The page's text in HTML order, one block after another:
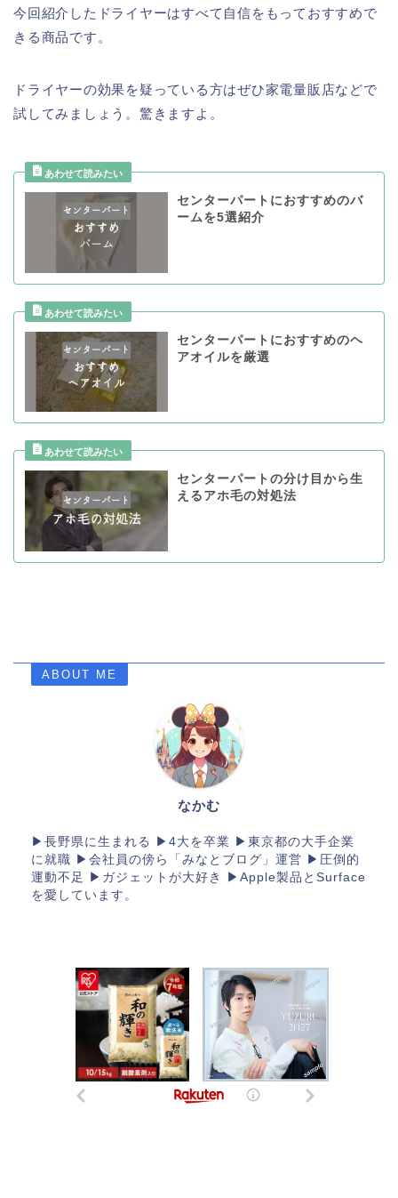
今回紹介したドライヤーはすべて自信をもっておすすめで
きる商品です。
ドライヤーの効果を疑っている方はぜひ家電量販店などで
試してみましょう。驚きますよ。
センターパートにおすすめのバ
ームを5選紹介
センターパートにおすすめのヘ
アオイルを厳選
センターパートの分け目から生
えるアホ毛の対処法
ABOUT ME
なかむ
▶長野県に生まれる ▶4大を卒業 ▶東京都の大手企業
に就職 ▶会社員の傍ら「みなとブログ」運営 ▶︎圧倒的
運動不足 ▶︎ガジェットが大好き ▶︎Apple製品とSurface
を愛しています。